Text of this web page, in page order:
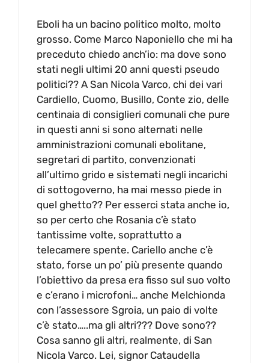
Eboli ha un bacino politico molto, molto
grosso. Come Marco Naponiello che mi ha
preceduto chiedo anch’io: ma dove sono
stati negli ultimi 20 anni questi pseudo
politici?? A San Nicola Varco, chi dei vari
Cardiello, Cuomo, Busillo, Conte zio, delle
centinaia di consiglieri comunali che pure
in questi anni si sono alternati nelle
amministrazioni comunali ebolitane,
segretari di partito, convenzionati
all’ultimo grido e sistemati negli incarichi
di sottogoverno, ha mai messo piede in
quel ghetto?? Per esserci stata anche io,
so per certo che Rosania c’è stato
tantissime volte, soprattutto a
telecamere spente. Cariello anche c’è
stato, forse un po’ più presente quando
l’obiettivo da presa era fisso sul suo volto
e c’erano i microfoni… anche Melchionda
con l’assessore Sgroia, un paio di volte
c’è stato…..ma gli altri??? Dove sono??
Cosa sanno gli altri, realmente, di San
Nicola Varco. Lei, signor Cataudella